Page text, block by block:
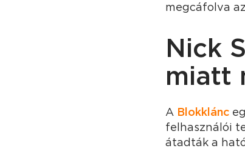
megcáfolva
Nick
miatt
A Blokklánc
felhasználói
átadták a